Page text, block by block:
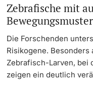
Zebrafische mit
Die Forschenden
Risikogene. Besonders
Zebrafisch-Larven, bei
zeigen ein deutlich